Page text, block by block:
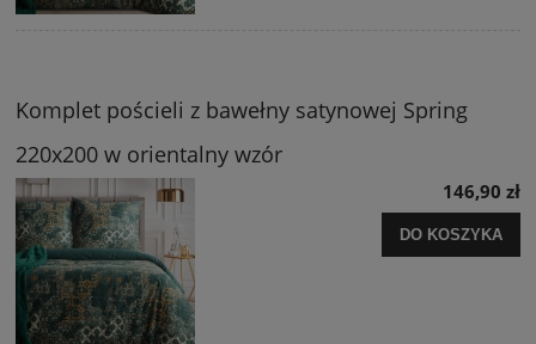
Komplet pościeli z bawełny satynowej Spring
220x200 w orientalny wzór
146,90 zł
DO KOSZYKA